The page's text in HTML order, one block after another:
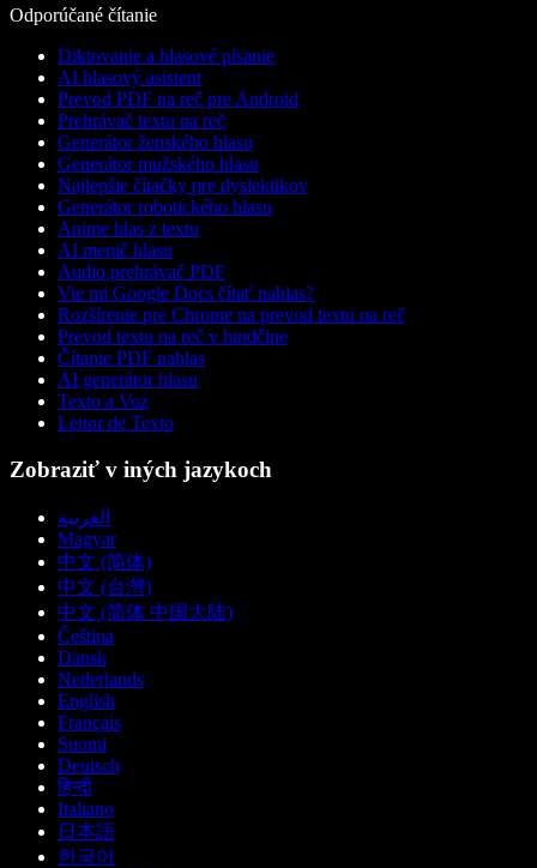
Odporúčané čítanie
Diktovanie a hlasové písanie
AI hlasový asistent
Prevod PDF na reč pre Android
Prehrávač textu na reč
Generátor ženského hlasu
Generátor mužského hlasu
Najlepšie čítačky pre dyslektikov
Generátor robotického hlasu
Anime hlas z textu
AI menič hlasu
Audio prehrávač PDF
Vie mi Google Docs čítať nahlas?
Rozšírenie pre Chrome na prevod textu na reč
Prevod textu na reč v hindčine
Čítanie PDF nahlas
AI generátor hlasu
Texto a Voz
Leitor de Texto
Zobraziť v iných jazykoch
العربية
Magyar
中文 (简体)
中文 (台灣)
中文 (简体 中国大陆)
Čeština
Dansk
Nederlands
English
Français
Suomi
Deutsch
हिन्दी
Italiano
日本語
한국어